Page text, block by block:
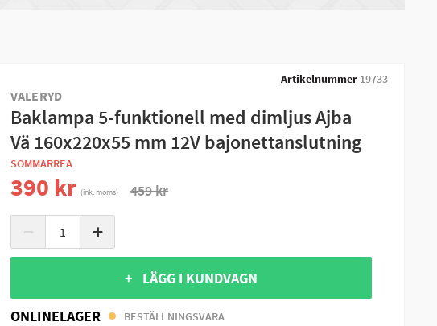
Artikelnummer 19733
VALERYD
Baklampa 5-funktionell med dimljus Ajba
Vä 160x220x55 mm 12V bajonettanslutning
SOMMARREA
390 kr (ink. moms) 459 kr
− +
+ LÄGG I KUNDVAGN
ONLINELAGER
BESTÄLLNINGSVARA